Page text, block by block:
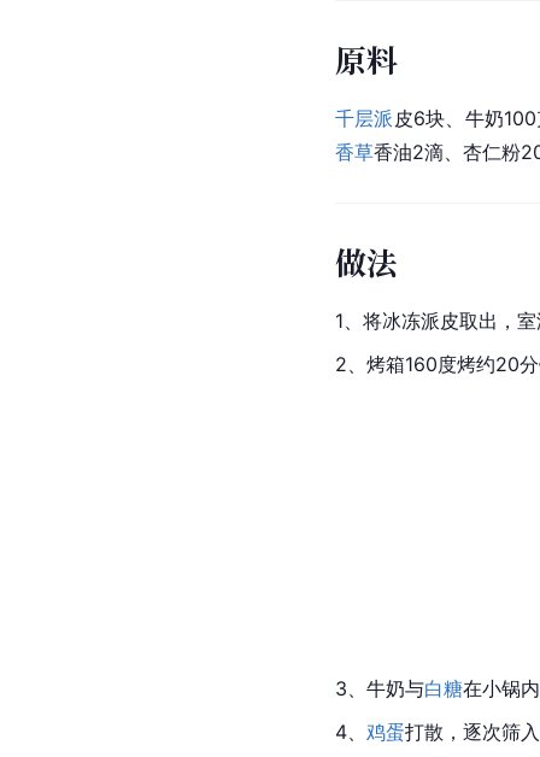
原料
千层派 皮6块、牛奶
香草香油2滴、杏仁粉
做法
1、将冰冻派皮取出，
2、烤箱160度烤约20
3、牛奶与白糖在小锅
4、 鸡蛋打散，逐次筛